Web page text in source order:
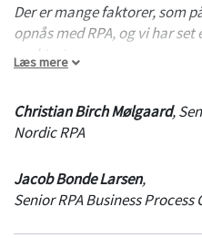
Der er mange faktorer, som
opnås med RPA, og vi har
spektret.
vores bedste råd til, hvordan
Når virksomheder skal i gang
kompetencer skal vi have?”
Læs mere
Christian Birch Mølgaard,
Nordic RPA
Jacob Bonde Larsen,
Senior RPA Business